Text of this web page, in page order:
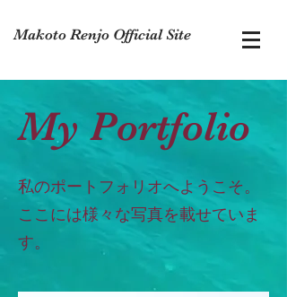
Makoto Renjo Official Site
My Portfolio
私のポートフォリオへようこそ。
ここには様々な写真を載せていま
す。